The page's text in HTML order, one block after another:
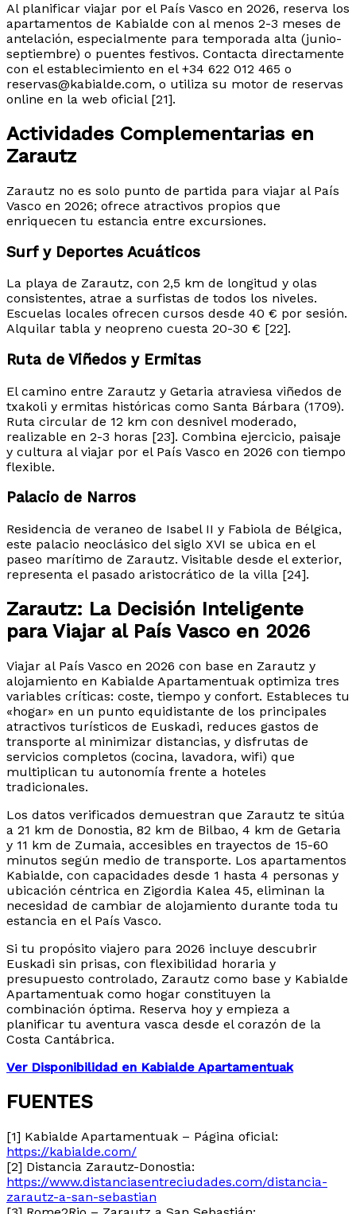
Al planificar viajar por el País Vasco en 2026, reserva los
apartamentos de Kabialde con al menos 2-3 meses de
antelación, especialmente para temporada alta (junio-
septiembre) o puentes festivos. Contacta directamente
con el establecimiento en el +34 622 012 465 o
reservas@kabialde.com, o utiliza su motor de reservas
online en la web oficial [21].
Actividades Complementarias en
Zarautz
Zarautz no es solo punto de partida para viajar al País
Vasco en 2026; ofrece atractivos propios que
enriquecen tu estancia entre excursiones.
Surf y Deportes Acuáticos
La playa de Zarautz, con 2,5 km de longitud y olas
consistentes, atrae a surfistas de todos los niveles.
Escuelas locales ofrecen cursos desde 40 € por sesión.
Alquilar tabla y neopreno cuesta 20-30 € [22].
Ruta de Viñedos y Ermitas
El camino entre Zarautz y Getaria atraviesa viñedos de
txakoli y ermitas históricas como Santa Bárbara (1709).
Ruta circular de 12 km con desnivel moderado,
realizable en 2-3 horas [23]. Combina ejercicio, paisaje
y cultura al viajar por el País Vasco en 2026 con tiempo
flexible.
Palacio de Narros
Residencia de veraneo de Isabel II y Fabiola de Bélgica,
este palacio neoclásico del siglo XVI se ubica en el
paseo marítimo de Zarautz. Visitable desde el exterior,
representa el pasado aristocrático de la villa [24].
Zarautz: La Decisión Inteligente
para Viajar al País Vasco en 2026
Viajar al País Vasco en 2026 con base en Zarautz y
alojamiento en Kabialde Apartamentuak optimiza tres
variables críticas: coste, tiempo y confort. Estableces tu
«hogar» en un punto equidistante de los principales
atractivos turísticos de Euskadi, reduces gastos de
transporte al minimizar distancias, y disfrutas de
servicios completos (cocina, lavadora, wifi) que
multiplican tu autonomía frente a hoteles
tradicionales.
Los datos verificados demuestran que Zarautz te sitúa
a 21 km de Donostia, 82 km de Bilbao, 4 km de Getaria
y 11 km de Zumaia, accesibles en trayectos de 15-60
minutos según medio de transporte. Los apartamentos
Kabialde, con capacidades desde 1 hasta 4 personas y
ubicación céntrica en Zigordia Kalea 45, eliminan la
necesidad de cambiar de alojamiento durante toda tu
estancia en el País Vasco.
Si tu propósito viajero para 2026 incluye descubrir
Euskadi sin prisas, con flexibilidad horaria y
presupuesto controlado, Zarautz como base y Kabialde
Apartamentuak como hogar constituyen la
combinación óptima. Reserva hoy y empieza a
planificar tu aventura vasca desde el corazón de la
Costa Cantábrica.
Ver Disponibilidad en Kabialde Apartamentuak
FUENTES
[1] Kabialde Apartamentuak – Página oficial:
https://kabialde.com/
[2] Distancia Zarautz-Donostia:
https://www.distanciasentreciudades.com/distancia-
zarautz-a-san-sebastian